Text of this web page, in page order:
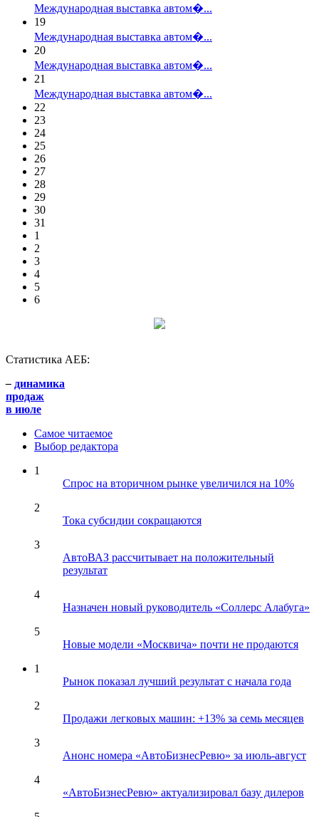
Международная выставка автом�...
19
Международная выставка автом�...
20
Международная выставка автом�...
21
Международная выставка автом�...
22
23
24
25
26
27
28
29
30
31
1
2
3
4
5
6
Статистика АЕБ:
– динамика
продаж
в июле
Самое читаемое
Выбор редактора
1
Спрос на вторичном рынке увеличился на 10%
2
Тока субсидии сокращаются
3
АвтоВАЗ рассчитывает на положительный
результат
4
Назначен новый руководитель «Соллерс Алабуга»
5
Новые модели «Москвича» почти не продаются
1
Рынок показал лучший результат с начала года
2
Продажи легковых машин: +13% за семь месяцев
3
Анонс номера «АвтоБизнесРевю» за июль-август
4
«АвтоБизнесРевю» актуализировал базу дилеров